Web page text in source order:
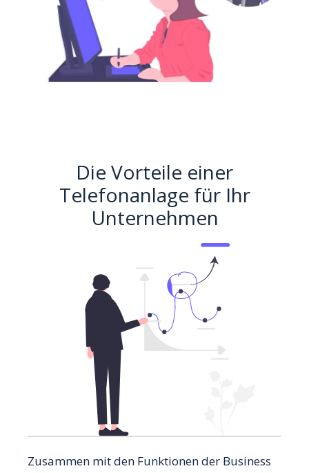
Die Vorteile einer
Telefonanlage für Ihr
Unternehmen
Zusammen mit den Funktionen der Business